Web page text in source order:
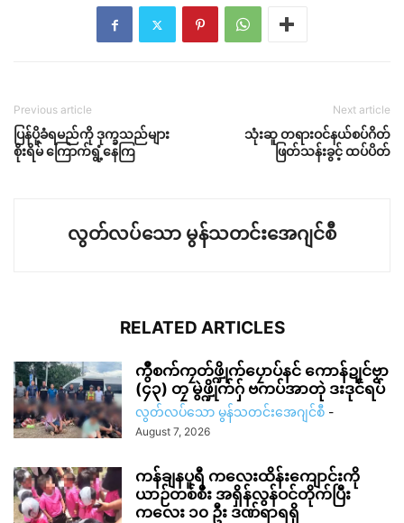
Previous article
ပြန်ပို့ခံရမည်ကို ဒုက္ခသည်များ
စိုးရိမ် ကြောက်ရွံ့နေကြ
Next article
သုံးဆူ တရားဝင်နယ်စပ်ဂိတ်
ဖြတ်သန်းခွင့် ထပ်ပိတ်
လွတ်လပ်သော မွန်သတင်းအေဂျင်စီ
RELATED ARTICLES
ကွဳစက်ကၠတ်ဖ္ဍိုက်ပၠောပ်နင် ကောန်ဍုင်ဗၟာ
(၄၃) တၠ မွဲဖ္ဍိုက်ဂှ် ဗကပ်အာတုဲ ဒးဒုင်ရပ်
လွတ်လပ်သော မွန်သတင်းအေဂျင်စီ -
August 7, 2026
ကန်ချနပူရီ ကလေးထိန်းကျောင်းကို
ယာဉ်တစ်စီး အရှိန်လွန်ဝင်တိုက်ပြီး
ကလေး ၁၀ ဦး ဒဏ်ရာရရှိ